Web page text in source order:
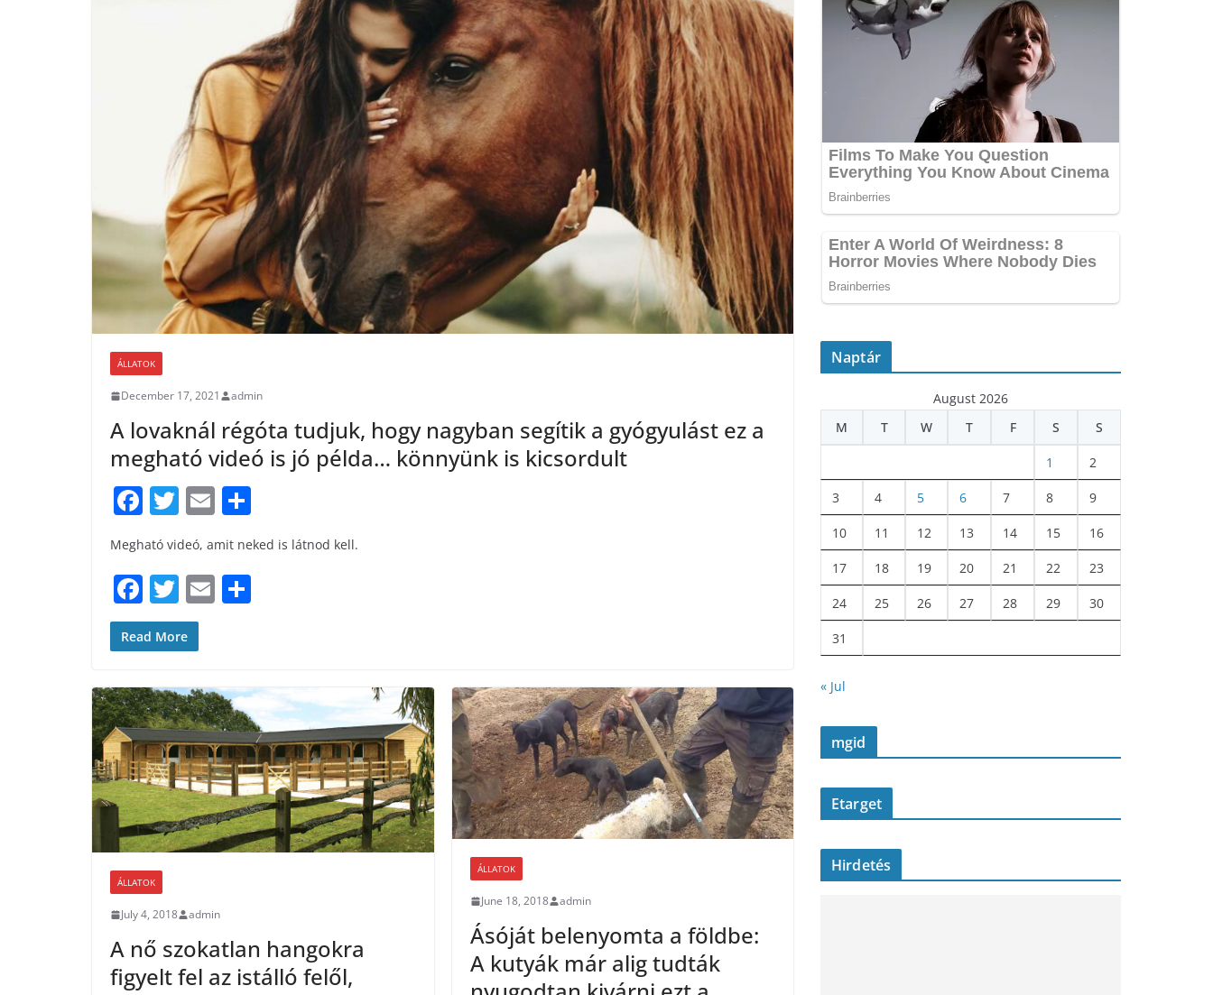
ÁLLATOK
December 17, 2021 admin
A lovaknál régóta tudjuk, hogy nagyban segítik a gyógyulást ez a
megható videó is jó példa… könnyünk is kicsordult
F
c
e
b
o
k
T
w
itt
er
E
m
ai
h
ar
Megható videó, amit neked is látnod kell.
F
a
c
b
o
o
k
T
w
itt
E
Read More
ÁLLATOK
July 4, 2018 admin
A nő szokatlan hangokra
figyelt fel az istálló felől,
ÁLLATOK
June 18, 2018 admin
Ásóját belenyomta a földbe:
A kutyák már alig tudták
Naptár
August 2026
M
T W T F S S
1 2
3 4 5 6 7 8 9
10 11 12 13 14 15 16
17 18 19 20 21 22 23
24 25 26 27 28 29 30
31
« Jul
mgid
Etarget
Hirdetés